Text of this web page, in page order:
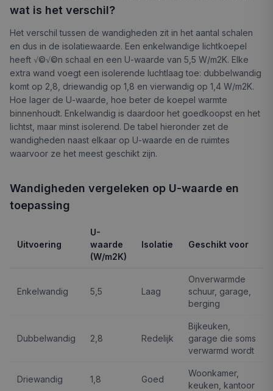
wat is het verschil?
Het verschil tussen de wandigheden zit in het aantal schalen
en dus in de isolatiewaarde. Een enkelwandige lichtkoepel
heeft √©√©n schaal en een U-waarde van 5,5 W/m2K. Elke
extra wand voegt een isolerende luchtlaag toe: dubbelwandig
komt op 2,8, driewandig op 1,8 en vierwandig op 1,4 W/m2K.
Hoe lager de U-waarde, hoe beter de koepel warmte
binnenhoudt. Enkelwandig is daardoor het goedkoopst en het
lichtst, maar minst isolerend. De tabel hieronder zet de
wandigheden naast elkaar op U-waarde en de ruimtes
waarvoor ze het meest geschikt zijn.
Wandigheden vergeleken op U-waarde en
toepassing
Uitvoering
U-
waarde
(W/m2K)
Isolatie Geschikt voor
Enkelwandig 5,5 Laag
Onverwarmde
schuur, garage,
berging
Dubbelwandig 2,8 Redelijk
Bijkeuken,
garage die soms
verwarmd wordt
Driewandig 1,8 Goed
Woonkamer,
keuken, kantoor